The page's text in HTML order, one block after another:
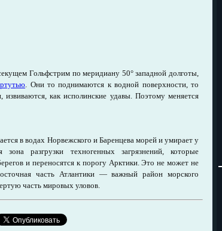
Гольфстрим по меридиану 50° западной долготы,
ртутью. Они то поднимаются к водной поверхности, то
как исполинские удавы. Поэтому меняется
в водах Норвежского и Баренцева морей и умирает у
разгрузки техногенных загрязнений, которые
и переносятся к порогу Арктики. Это не может не
часть Атлантики — важный район морского
часть мировых уловов.